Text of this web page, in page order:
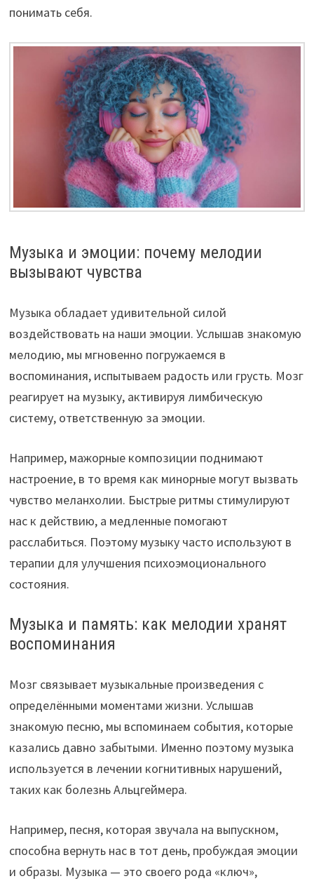
понимать себя.
Музыка и эмоции: почему мелодии
вызывают чувства
Музыка обладает удивительной силой
воздействовать на наши эмоции. Услышав знакомую
мелодию, мы мгновенно погружаемся в
воспоминания, испытываем радость или грусть. Мозг
реагирует на музыку, активируя лимбическую
систему, ответственную за эмоции.
Например, мажорные композиции поднимают
настроение, в то время как минорные могут вызвать
чувство меланхолии. Быстрые ритмы стимулируют
нас к действию, а медленные помогают
расслабиться. Поэтому музыку часто используют в
терапии для улучшения психоэмоционального
состояния.
Музыка и память: как мелодии хранят
воспоминания
Мозг связывает музыкальные произведения с
определёнными моментами жизни. Услышав
знакомую песню, мы вспоминаем события, которые
казались давно забытыми. Именно поэтому музыка
используется в лечении когнитивных нарушений,
таких как болезнь Альцгеймера.
Например, песня, которая звучала на выпускном,
способна вернуть нас в тот день, пробуждая эмоции
и образы. Музыка — это своего рода «ключ»,